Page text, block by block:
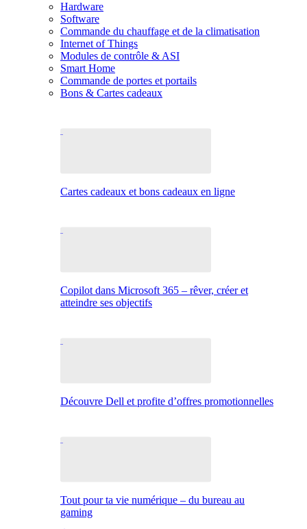
Hardware
Software
Commande du chauffage et de la climatisation
Internet of Things
Modules de contrôle & ASI
Smart Home
Commande de portes et portails
Bons & Cartes cadeaux
Cartes cadeaux et bons cadeaux en ligne
Copilot dans Microsoft 365 – rêver, créer et
atteindre ses objectifs
Découvre Dell et profite d’offres promotionnelles
Tout pour ta vie numérique – du bureau au
gaming